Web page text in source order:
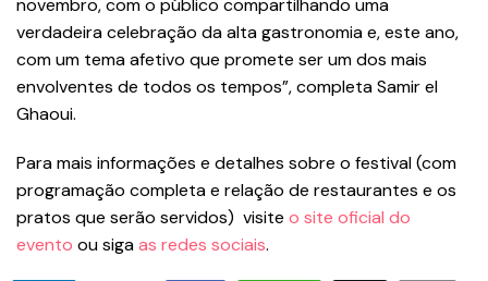
novembro, com o público compartilhando uma
verdadeira celebração da alta gastronomia e, este ano,
com um tema afetivo que promete ser um dos mais
envolventes de todos os tempos”, completa Samir el
Ghaoui.
Para mais informações e detalhes sobre o festival (com
programação completa e relação de restaurantes e os
pratos que serão servidos) visite o site oficial do
evento ou sigaas redes sociais.